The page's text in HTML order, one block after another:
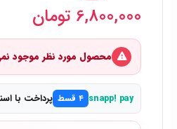
6,800,000 تومان
محصول مورد نظر موجود
snapp! pay ۴ قسط پرداخت با